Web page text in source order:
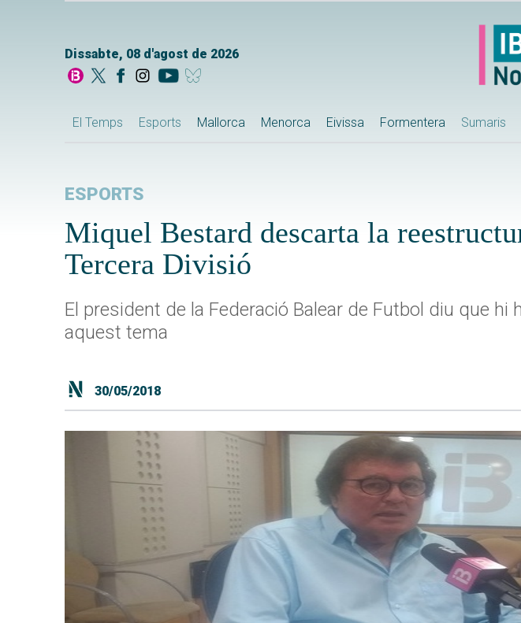
Dissabte, 08 d'agost de 2026
El Temps Esports Mallorca Menorca Eivissa Formentera Sumaris
ESPORTS
Miquel Bestard descarta la
Tercera Divisió
El president de la Federació Balear de Futbol diu que hi
aquest tema
30/05/2018